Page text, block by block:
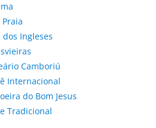
Ingleses
Camboriú
Internacional
do Bom Jesus
Tradicional